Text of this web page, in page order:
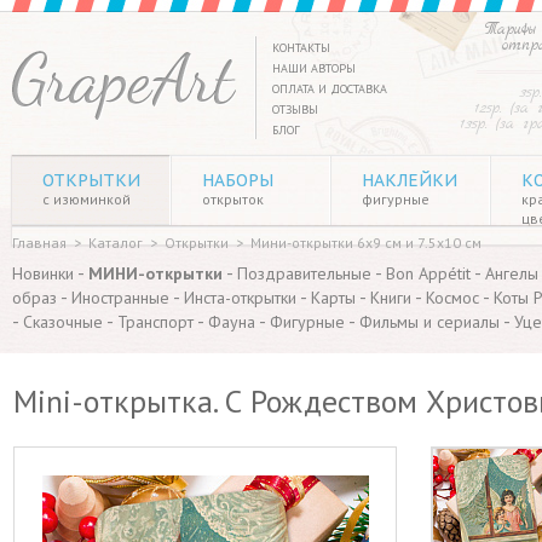
Тарифы
125р. (за
135р. (за
КОНТАКТЫ
НАШИ АВТОРЫ
ОПЛАТА И ДОСТАВКА
ОТЗЫВЫ
БЛОГ
ОТКРЫТКИ
с изюминкой
НАБОРЫ
открыток
НАКЛЕЙКИ
фигурные
Главная > Каталог > Открытки > Мини-открытки 6х9 см и 7.5х10 см
Новинки - МИНИ-открытки - Поздравительные - Bon Appétit -
образ - Иностранные - Инста-открытки - Карты - Книги - Космос - Коты
- Сказочные - Транспорт- Фауна - Фигурные - Фильмы и сериалы -
Mini-открытка. С Рождеством